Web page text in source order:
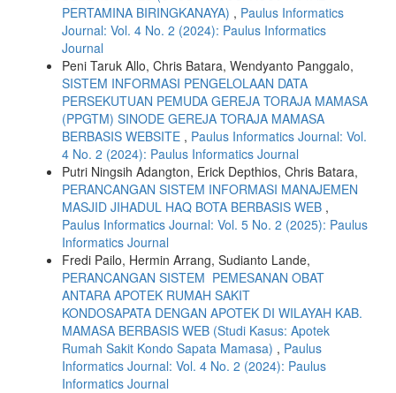
PERTAMINA BIRINGKANAYA) , Paulus Informatics
Journal: Vol. 4 No. 2 (2024): Paulus Informatics
Journal
Peni Taruk Allo, Chris Batara, Wendyanto Panggalo,
SISTEM INFORMASI PENGELOLAAN DATA
PERSEKUTUAN PEMUDA GEREJA TORAJA MAMASA
(PPGTM) SINODE GEREJA TORAJA MAMASA
BERBASIS WEBSITE , Paulus Informatics Journal: Vol.
4 No. 2 (2024): Paulus Informatics Journal
Putri Ningsih Adangton, Erick Depthios, Chris Batara,
PERANCANGAN SISTEM INFORMASI MANAJEMEN
MASJID JIHADUL HAQ BOTA BERBASIS WEB ,
Paulus Informatics Journal: Vol. 5 No. 2 (2025): Paulus
Informatics Journal
Fredi Pailo, Hermin Arrang, Sudianto Lande,
PERANCANGAN SISTEM PEMESANAN OBAT
ANTARA APOTEK RUMAH SAKIT
KONDOSAPATA DENGAN APOTEK DI WILAYAH KAB.
MAMASA BERBASIS WEB (Studi Kasus: Apotek
Rumah Sakit Kondo Sapata Mamasa) , Paulus
Informatics Journal: Vol. 4 No. 2 (2024): Paulus
Informatics Journal